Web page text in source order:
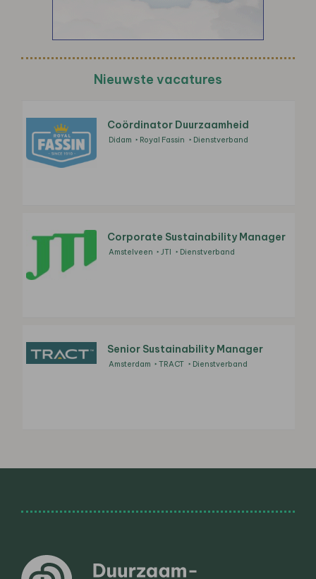
Nieuwste vacatures
Coördinator Duurzaamheid
Didam Royal Fassin Dienstverband
Corporate Sustainability Manager
Amstelveen JTI Dienstverband
Senior Sustainability Manager
Amsterdam TRACT Dienstverband